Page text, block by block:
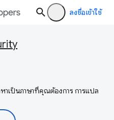
ลงชื่อเข้าใช้
าเป็นภาษาที่คุณต้องการ การแปล